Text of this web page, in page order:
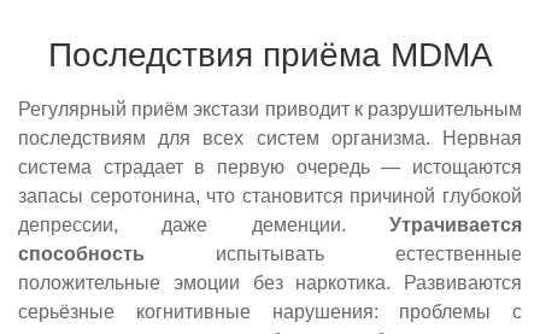
Последствия приёма MDMA
Регулярный приём экстази приводит к разрушительным
последствиям для всех систем организма. Нервная
система страдает в первую очередь — истощаются
запасы серотонина, что становится причиной глубокой
депрессии, даже деменции. Утрачивается
способность испытывать естественные
положительные эмоции без наркотика. Развиваются
серьёзные когнитивные нарушения: проблемы с